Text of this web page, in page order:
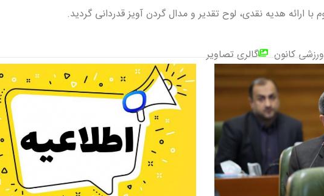
با ارائه هدیه نقدی، لوح تقدیر و مدال گردن آویز قدردانی گردید.
ورزشی کانون گالری تصاویر